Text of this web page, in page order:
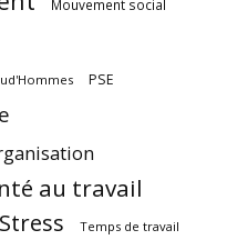
Mouvement social
PSE
au travail
Stress Temps de travail